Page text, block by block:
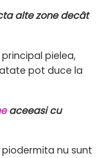
alte zone decât
pielea,
pot duce la
aceeasi cu
piodermita nu sunt